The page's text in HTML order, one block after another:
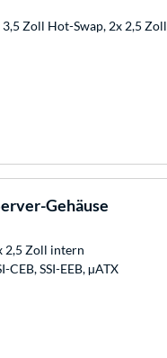
Zoll Hot-Swap, 2x 2,5 Zoll
Gehäuse
2,5 Zoll intern
SSI-EEB, µATX